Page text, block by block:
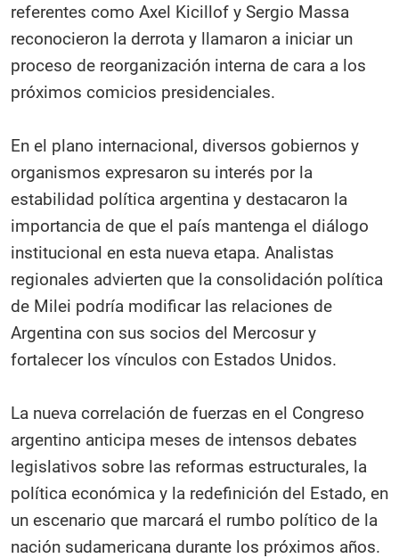
referentes como Axel Kicillof y Sergio Massa
reconocieron la derrota y llamaron a iniciar un
proceso de reorganización interna de cara a los
próximos comicios presidenciales.
En el plano internacional, diversos gobiernos y
organismos expresaron su interés por la
estabilidad política argentina y destacaron la
importancia de que el país mantenga el diálogo
institucional en esta nueva etapa. Analistas
regionales advierten que la consolidación política
de Milei podría modificar las relaciones de
Argentina con sus socios del Mercosur y
fortalecer los vínculos con Estados Unidos.
La nueva correlación de fuerzas en el Congreso
argentino anticipa meses de intensos debates
legislativos sobre las reformas estructurales, la
política económica y la redefinición del Estado, en
un escenario que marcará el rumbo político de la
nación sudamericana durante los próximos años.